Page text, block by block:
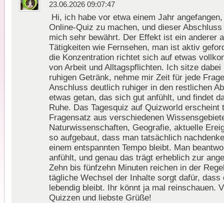
23.06.2026 09:07:47
Hi, ich habe vor etwa einem Jahr
Online-Quiz zu machen, und dieser
mich sehr bewährt. Der Effekt ist ein anderer
Tätigkeiten wie Fernsehen, man ist aktiv
die Konzentration richtet sich auf etwas
von Arbeit und Alltagspflichten. Ich sitze
ruhigen Getränk, nehme mir Zeit für jede
Anschluss deutlich ruhiger in den restlichen
etwas getan, das sich gut anfühlt, und findet
Ruhe. Das Tagesquiz auf Quizworld erscheint
Fragensatz aus verschiedenen
Naturwissenschaften, Geografie, aktuelle
so aufgebaut, dass man tatsächlich
einem entspannten Tempo bleibt. Man
anfühlt, und genau das trägt erheblich zur
Zehn bis fünfzehn Minuten reichen in der
tägliche Wechsel der Inhalte sorgt dafür, dass
lebendig bleibt. Ihr könnt ja mal reinschauen.
Quizzen und liebste Grüße!